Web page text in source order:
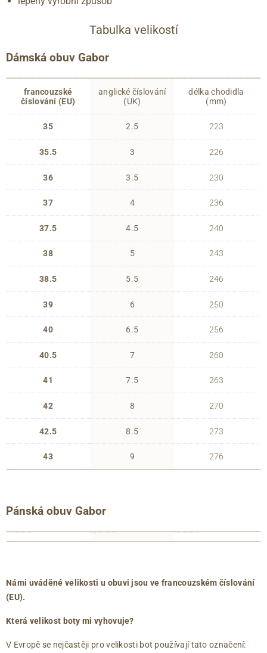
Tabulka velikostí
Dámská obuv Gabor
francouzské
číslování (EU)
35
35.5
36
37
37.5
38
38.5
39
40
40.5
41
42
42.5
43
anglické číslování
(UK)
2.5
3
3.5
4
4.5
5
5.5
6
6.5
7
7.5
8
8.5
9
délka chodidla
(mm)
223
226
230
236
240
243
246
250
256
260
263
270
273
276
Pánská obuv Gabor
francouzské
40.5
42
42.5
anglické
8
délka
283
Námi uváděné velikosti u obuvi jsou ve francouzském číslování
(EU).
Která velikost boty mi vyhovuje?
V Evropě se nejčastěji pro velikosti bot používají tato označení: